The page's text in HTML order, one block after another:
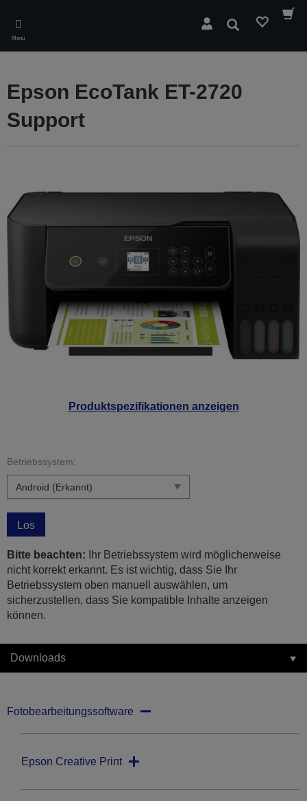
main
content
Menü
Suchen
Produktspezifikationen anzeigen
Epson EcoTank ET-2720
Support
Betriebssystem:
Los
Bitte beachten: Ihr Betriebssystem wird möglicherweise
nicht korrekt erkannt. Es ist wichtig, dass Sie Ihr
Betriebssystem oben manuell auswählen, um
sicherzustellen, dass Sie kompatible Inhalte anzeigen
können.
Downloads
Fotobearbeitungssoftware
Epson Creative Print